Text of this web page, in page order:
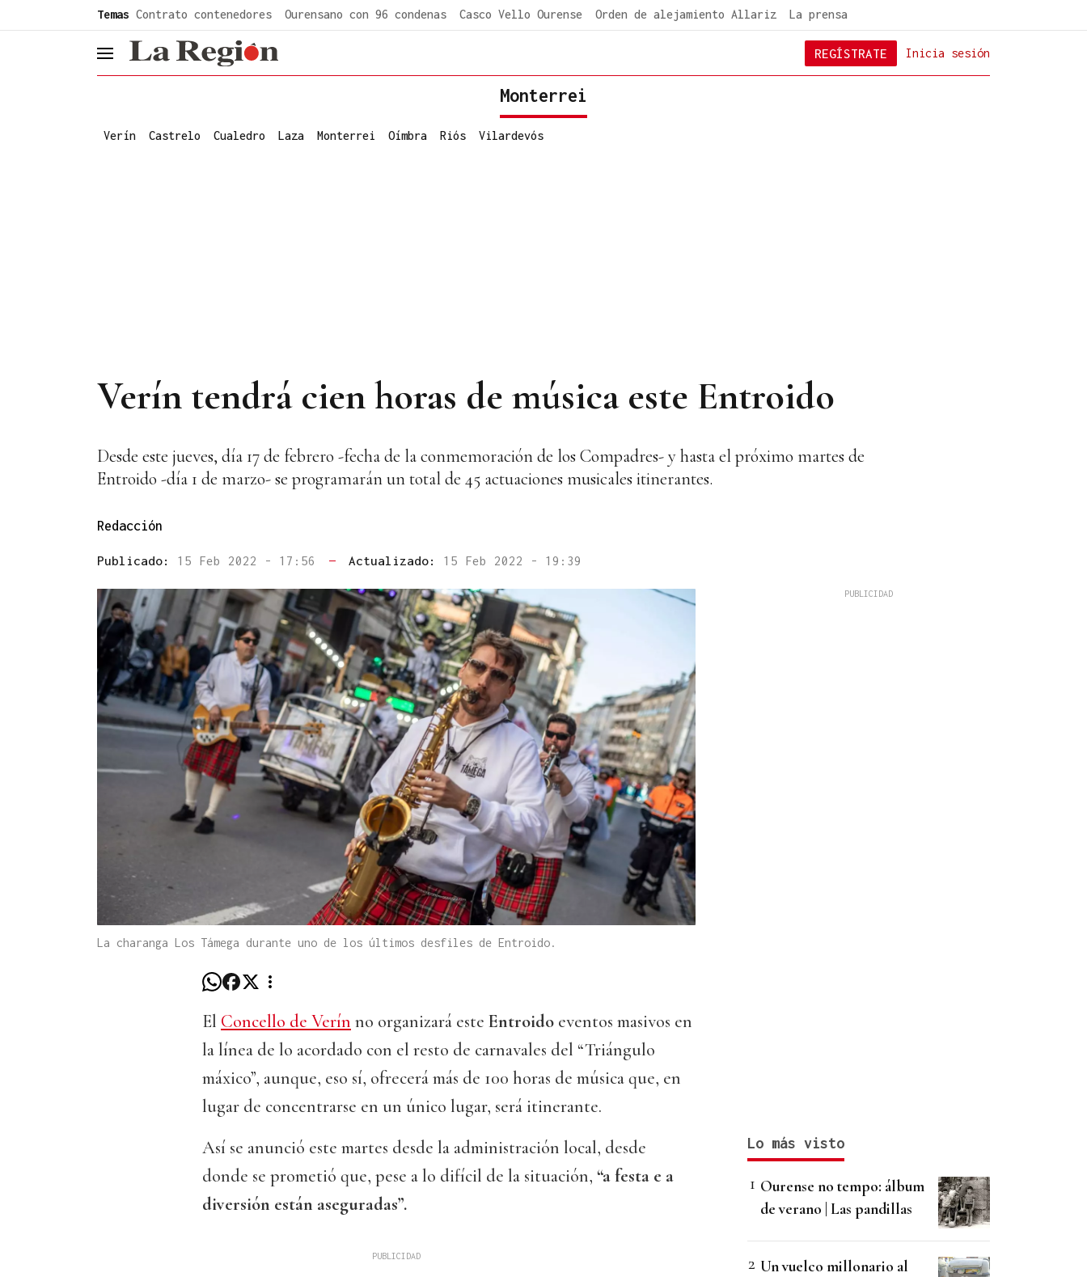
Temas Contrato contenedores Ourensano con 96 condenas Casco Vello Ourense Orden de alejamiento Allariz La prensa
header.menu.open Inicia sesión
REGÍSTRATE
Monterrei
Verín Castrelo Cualedro Laza Monterrei Oímbra Riós Vilardevós
Verín tendrá cien horas de música este Entroido
Desde este jueves, día 17 de febrero -fecha de la conmemoración de los Compadres- y hasta el próximo martes de
Entroido -día 1 de marzo- se programarán un total de 45 actuaciones musicales itinerantes.
Redacción
Publicado: 15 Feb 2022 - 17:56 — Actualizado: 15 Feb 2022 - 19:39
La charanga Los Támega durante uno de los últimos desfiles de Entroido.
El Concello de Verín no organizará este Entroido eventos masivos en
la línea de lo acordado con el resto de carnavales del “Triángulo
máxico”, aunque, eso sí, ofrecerá más de 100 horas de música que, en
lugar de concentrarse en un único lugar, será itinerante.
Así se anunció este martes desde la administración local, desde
donde se prometió que, pese a lo difícil de la situación, “a festa e a
diversión están aseguradas”.
Lo más visto
Ourense no tempo: álbum
de verano | Las pandillas
Un vuelco millonario al